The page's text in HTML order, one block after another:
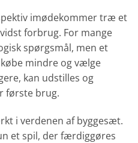
imødekommer træ et
forbrug. For mange
spørgsmål, men et
mindre og vælge
kan udstilles og
første brug.
i verdenen af byggesæt.
et spil, der færdiggøres